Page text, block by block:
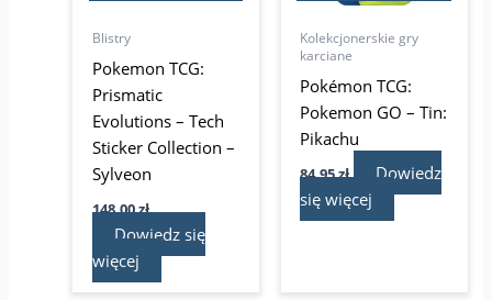
Blistry
Pokemon TCG:
Prismatic
Evolutions – Tech
Sticker Collection –
Sylveon
148,00zł
Dowiedz się
więcej
Kolekcjonerskie gry
karciane
Pokémon TCG:
Pokemon GO – Tin:
Pikachu
84,95zł
Dowiedz
się więcej